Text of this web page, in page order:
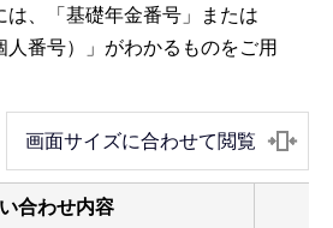
は、「基礎年金番号」または
人番号）」がわかるものをご用
画面サイズに合わせて閲覧
合わせ内容